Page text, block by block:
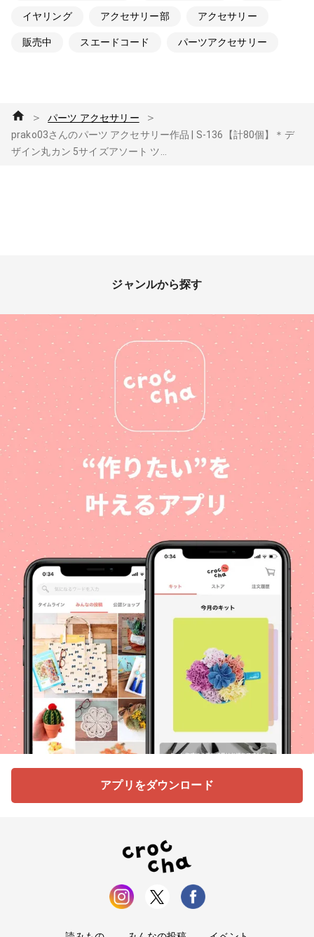
イヤリング アクセサリー部 アクセサリー
販売中 スエードコード パーツアクセサリー
＞ パーツ アクセサリー ＞
prako03さんのパーツ アクセサリー作品 | S-136【計80個】＊デ
ザイン丸カン 5サイズアソート ツ...
ジャンルから探す
アプリをダウンロード